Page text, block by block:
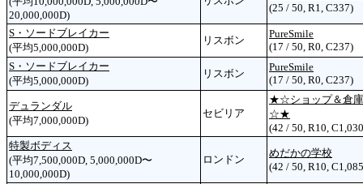
20,000,000D)
(25 / 50, R1, C337)
S・ソードブレイカー
(平均5,000,000D)
リスボン
PureSmile
(17 / 50, R0, C237)
S・ソードブレイカー
(平均5,000,000D)
リスボン
PureSmile
(17 / 50, R0, C237)
デュランダル
(平均7,000,000D)
セビリア
★☆ショップ＆倉庫
☆★
(42 / 50, R10,
特製ボディス
(平均7,500,000D, 5,000,000D〜
10,000,000D)
ロンドン
めだかの学校
(42 / 50, R10,